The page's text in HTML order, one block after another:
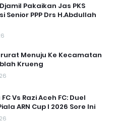
Pakaikan Jas PKS
Senior PPP Drs H.Abdullah
Menuju Ke Kecamatan
Krueng
Vs Razi Aceh FC: Duel
ARN Cup I 2026 Sore Ini